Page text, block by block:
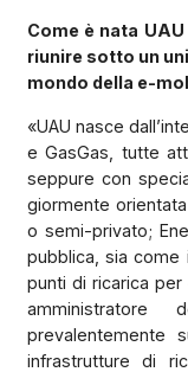
Come è nata
riunire sotto un
mondo della e-
«UAU nasce
e GasGas, tutte
seppure con
giormente
o semi-privato;
pubblica, sia
punti di ricarica
amministratore
prevalentemente
infrastrutture di